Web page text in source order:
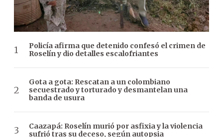
Policía afirma que detenido confesó el crimen de
Roselín y dio detalles escalofriantes
Gota a gota: Rescatan a un colombiano
secuestrado y torturado y desmantelan una
banda de usura
Caazapá: Roselín murió por asfixia y la violencia
sufrió tras su deceso, según autopsia